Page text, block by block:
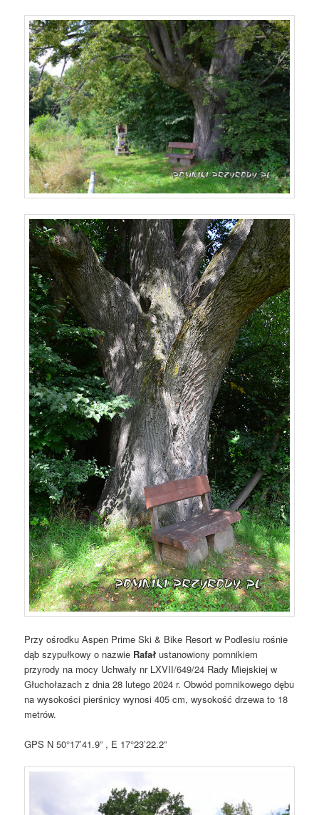
Przy ośrodku Aspen Prime Ski & Bike Resort w Podlesiu rośnie
dąb szypułkowy o nazwie Rafał ustanowiony pomnikiem
przyrody na mocy Uchwały nr LXVII/649/24 Rady Miejskiej w
Głuchołazach z dnia 28 lutego 2024 r. Obwód pomnikowego dębu
na wysokości pierśnicy wynosi 405 cm, wysokość drzewa to 18
metrów.
GPS N 50°17’41.9” , E 17°23’22.2”